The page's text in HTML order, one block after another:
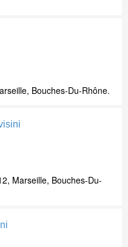
Bouches-Du-Rhône.
Marseille, Bouches-Du-